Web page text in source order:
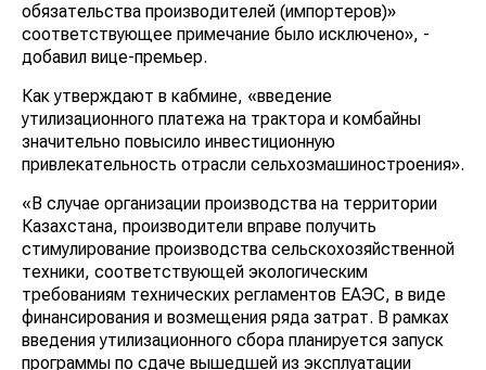
обязательства производителей (импортеров)»
соответствующее примечание было исключено», -
добавил вице-премьер.
Как утверждают в кабмине, «введение
утилизационного платежа на трактора и комбайны
значительно повысило инвестиционную
привлекательность отрасли сельхозмашиностроения».
«В случае организации производства на территории
Казахстана, производители вправе получить
стимулирование производства сельскохозяйственной
техники, соответствующей экологическим
требованиям технических регламентов ЕАЭС, в виде
финансирования и возмещения ряда затрат. В рамках
введения утилизационного сбора планируется запуск
программы по сдаче вышедшей из эксплуатации